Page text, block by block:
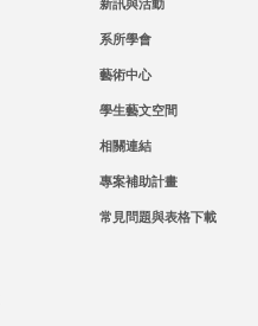
系所學會
藝術中心
學生藝文空間
相關連結
專案補助計畫
常見問題與表格下載